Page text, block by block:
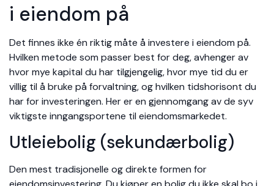
i eiendom på
Det finnes ikke én riktig måte å investere i eiendom på.
Hvilken metode som passer best for deg, avhenger av
hvor mye kapital du har tilgjengelig, hvor mye tid du er
villig til å bruke på forvaltning, og hvilken tidshorisont du
har for investeringen. Her er en gjennomgang av de syv
viktigste inngangsportene til eiendomsmarkedet.
Utleiebolig (sekundærbolig)
Den mest tradisjonelle og direkte formen for